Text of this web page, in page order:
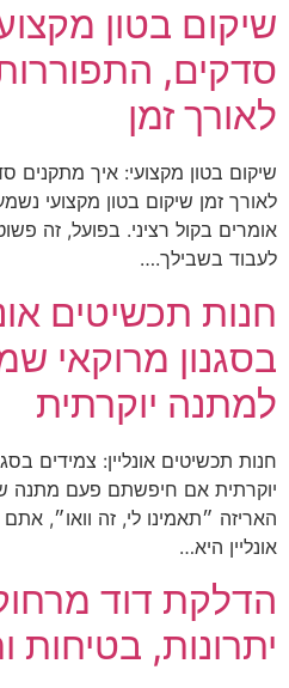
שיקום בטון
סדקים, התפוררות
לאורך זמן
שיקום בטון מקצועי: איך מתקנים
לאורך זמן שיקום בטון מקצועי
אומרים בקול רציני. בפועל, זה
לעבוד בשבילך.…
חנות תכשיטים
בסגנון מרוקאי
למתנה יוקרתית
חנות תכשיטים אונליין: צמידים
יוקרתית אם חיפשתם פעם מתנה
האריזה ״תאמינו לי, זה וואו״,
אונליין היא…
הדלקת דוד
יתרונות, בטיחות